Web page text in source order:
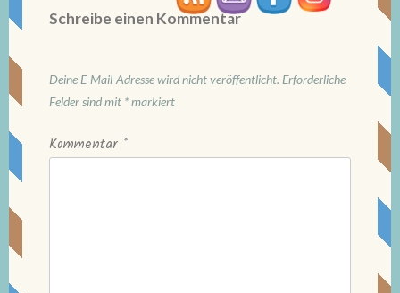
Schreibe einen Kommentar
Deine E-Mail-Adresse wird nicht veröffentlicht. Erforderliche
Felder sind mit *markiert
Kommentar *